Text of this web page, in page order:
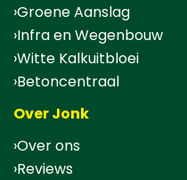
Groene Aanslag
Infra en Wegenbouw
Witte Kalkuitbloei
Betoncentraal
Over Jonk
Over ons
Reviews